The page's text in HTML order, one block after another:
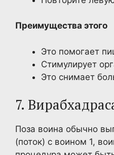
Преимущества этого
Это помогает
Стимулирует
Это снимает
7.
Поза воина обычно
(поток) с воином 1,